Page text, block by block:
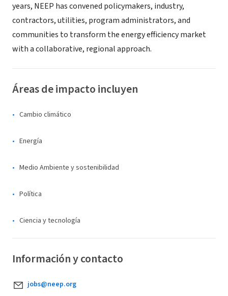
years, NEEP has convened policymakers, industry,
contractors, utilities, program administrators, and
communities to transform the energy efficiency market
with a collaborative, regional approach.
Áreas de impacto incluyen
Cambio climático
Energía
Medio Ambiente y sostenibilidad
Política
Ciencia y tecnología
Información y contacto
jobs@neep.org